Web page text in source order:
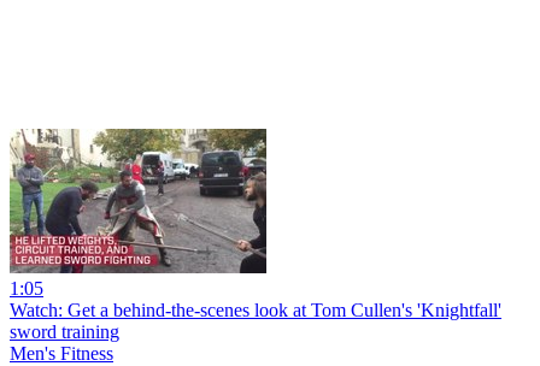
1:05
Watch: Get a behind-the-scenes look at Tom Cullen's 'Knightfall'
sword training
Men's Fitness